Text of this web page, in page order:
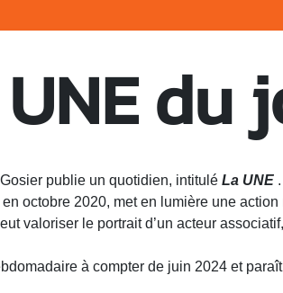
du
publie un quotidien, intitulé La UNE
octobre 2020, met en lumière une
valoriser le portrait d’un acteur
à compter de juin 2024 et